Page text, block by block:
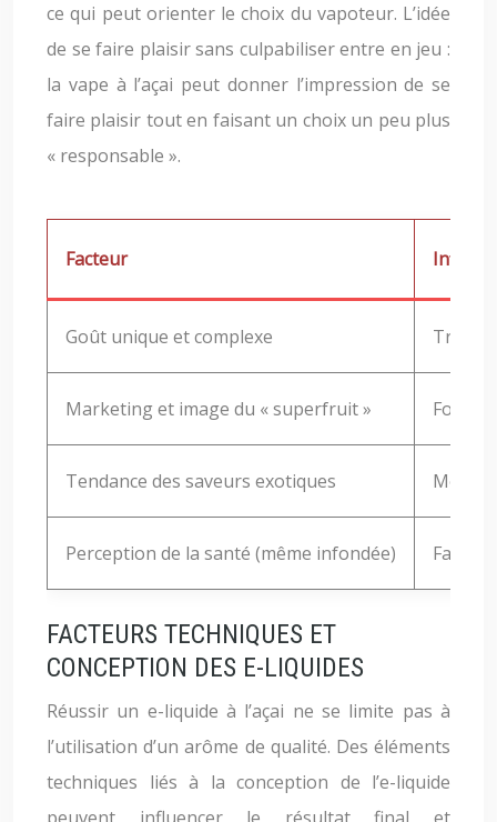
ce qui peut orienter le choix du vapoteur. L’idée
de se faire plaisir sans culpabiliser entre en jeu :
la vape à l’açai peut donner l’impression de se
faire plaisir tout en faisant un choix un peu plus
« responsable ».
Facteur
Goût unique et complexe Très
Marketing et image du « superfruit » Forte
Tendance des saveurs exotiques
Perception de la santé (même infondée) Faible
FACTEURS TECHNIQUES ET
CONCEPTION DES E-LIQUIDES
Réussir un e-liquide à l’açai ne se limite pas à
l’utilisation d’un arôme de qualité. Des éléments
techniques liés à la conception de l’e-liquide